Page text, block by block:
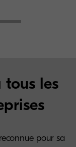
les
pour sa